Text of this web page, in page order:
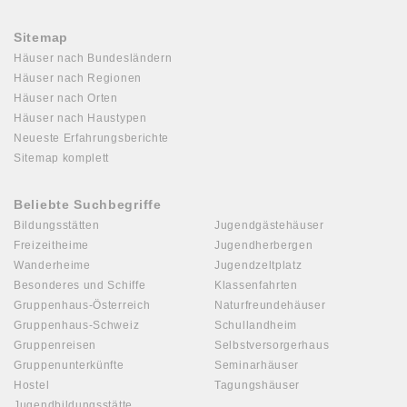
Sitemap
Häuser nach Bundesländern
Häuser nach Regionen
Häuser nach Orten
Häuser nach Haustypen
Neueste Erfahrungsberichte
Sitemap komplett
Beliebte Suchbegriffe
Bildungsstätten
Freizeitheime
Wanderheime
Besonderes und Schiffe
Gruppenhaus-Österreich
Gruppenhaus-Schweiz
Gruppenreisen
Gruppenunterkünfte
Hostel
Jugendgästehäuser
Jugendherbergen
Jugendzeltplatz
Klassenfahrten
Naturfreundehäuser
Schullandheim
Selbstversorgerhaus
Seminarhäuser
Tagungshäuser